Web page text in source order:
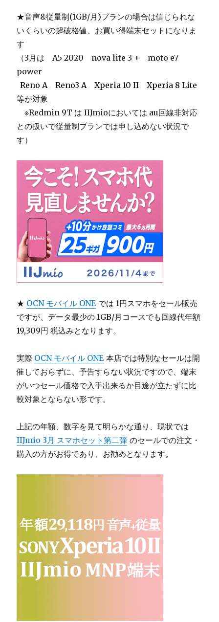
★音声&従量制(1GB/月)プランの場合は信じられな
いくらいの超破格値、お買い得端末セットになりま
す
（3月は A5 2020 nova lite 3 + moto e7
power
_Reno A Reno3 A Xperia 10 II Xperia 8 Lite
等が対象
＿※Redmin 9T は IIJmioにおいては au回線非対応
との扱いで従量制プランでは申し込めない状況で
す）
★ OCN モバイル ONE では 1円スマホをセール販売
ですが、データ最少の 1GB/月コースでも回線代年額
19,309円 税込みとなります。
実際 OCN モバイル ONE 本店では特別なセールは開
催しておらずに、予告すらない状況ですので、端末
がいつセール価格で入手出来るか目途が立たずに比
較対象とならない形です。
上記の年額、数字を見て明らかな通り、現状では
IIJmio 3月 スマホセット第二弾 のセールでの注文・
購入の方がお得であり、お勧めとなります。